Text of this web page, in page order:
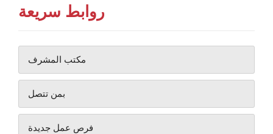
روابط سريعة
مكتب المشرف
بمن تتصل
فرص عمل جديدة